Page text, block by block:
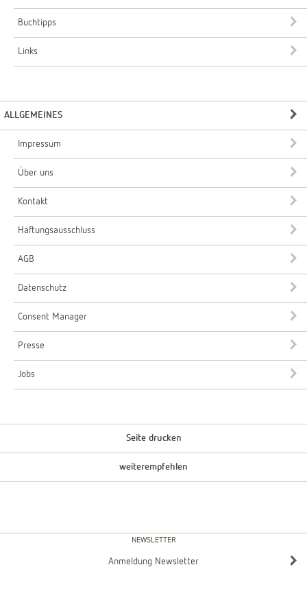
Buchtipps
Links
ALLGEMEINES
Impressum
Über uns
Kontakt
Haftungsausschluss
AGB
Datenschutz
Consent Manager
Presse
Jobs
Seite drucken
weiterempfehlen
NEWSLETTER
Anmeldung Newsletter